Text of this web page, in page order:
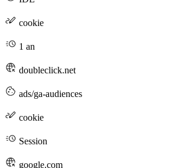
cookie
1 an
doubleclick.net
ads/ga-audiences
cookie
Session
google.com